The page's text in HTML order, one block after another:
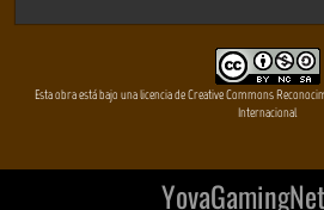
Esta obra está bajo una licencia de Creative Commons
Internacional